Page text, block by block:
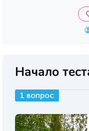
Начало
1 вопрос